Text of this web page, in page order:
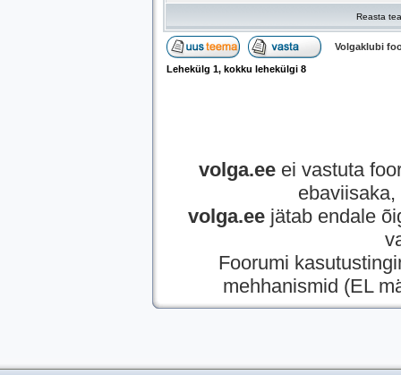
Reasta
Volgaklubi
Lehekülg 1, kokku lehekülgi 8
volga.eeei vastuta
volga.ee jätab endale
Foorumi
mehhanismid (EL